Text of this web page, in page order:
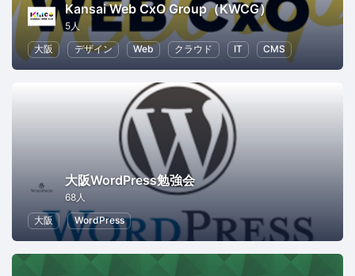
Kansai Web CxO Group（KWCG）
5人
大阪
デザイン Web クラウド IT CMS
大阪WordPress勉強会
68人
大阪
WordPress